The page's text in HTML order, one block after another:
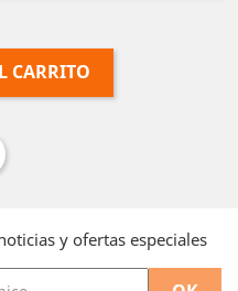
CARRITO
y ofertas especiales